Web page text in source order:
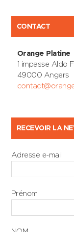
CONTACT
Orange Platine
1 impasse Aldo
49000 Angers
RECEVOIR LA
Adresse e-mail
Prénom